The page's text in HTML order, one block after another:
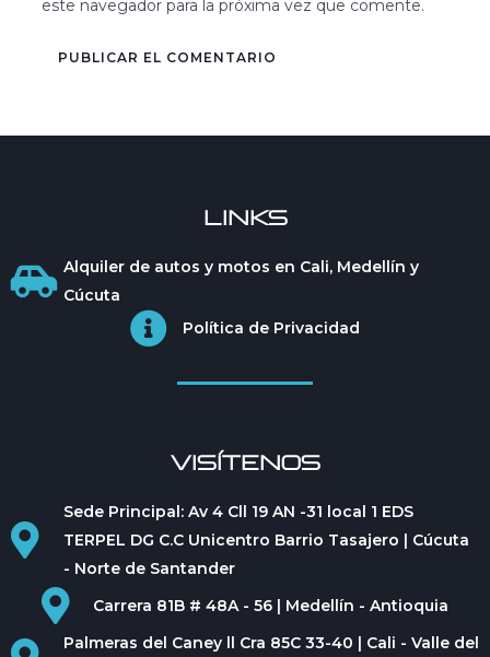
este navegador para la próxima vez que comente.
LINKS
Alquiler de autos y motos en Cali, Medellín y
Cúcuta
Política de Privacidad
VISÍTENOS
Sede Principal: Av 4 Cll 19 AN -31 local 1 EDS
TERPEL DG C.C Unicentro Barrio Tasajero | Cúcuta
- Norte de Santander
Carrera 81B # 48A - 56 | Medellín - Antioquia
Palmeras del Caney ll Cra 85C 33-40 | Cali - Valle del